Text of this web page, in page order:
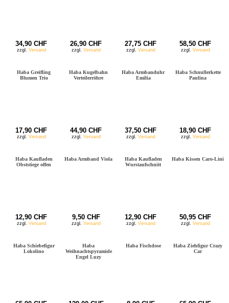
34,90 CHF
zzgl. Versand
26,90 CHF
zzgl. Versand
27,75 CHF
zzgl. Versand
58,50 CHF
zzgl. Versand
Haba Greifling
Blumen Trio
17,90 CHF
zzgl. Versand
Haba Kugelbahn
Verteilerröhre
44,90 CHF
zzgl. Versand
Haba Armbanduhr
Emilia
37,50 CHF
zzgl. Versand
Haba Schnullerkette
Paulina
18,90 CHF
zzgl. Versand
Haba Kaufladen
Obststiege offen
12,90 CHF
zzgl. Versand
Haba Armband Viola
9,50 CHF
zzgl. Versand
Haba Kaufladen
Wurstaufschnitt
12,90 CHF
zzgl. Versand
Haba Kissen Caro-Lini
50,95 CHF
zzgl. Versand
Haba Schiebefigur
Lokolino
Haba
Weihnachtspyramide
Engel Luzy
Haba Fischdose
Haba Ziehfigur Crazy
Car